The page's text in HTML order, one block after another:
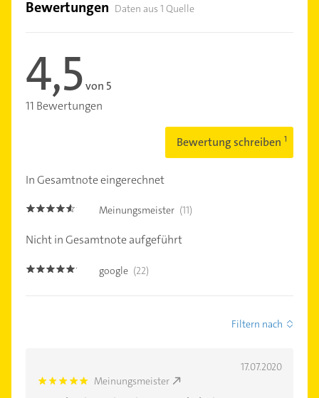
Bewertungen Daten aus 1 Quelle
4,5von 5
11 Bewertungen
Bewertung schreiben
In Gesamtnote eingerechnet
4.5 Meinungsmeister (11)
Nicht in Gesamtnote aufgeführt
5.0 google (22)
Filtern nach
17.07.2020
5.0 Meinungsmeister